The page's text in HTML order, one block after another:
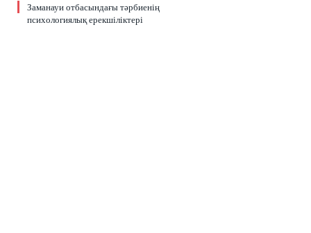
Заманауи отбасындағы тәрбиенің
психологиялық ерекшіліктері